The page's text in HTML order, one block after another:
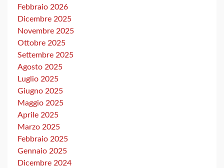
Febbraio 2026
Dicembre 2025
Novembre 2025
Ottobre 2025
Settembre 2025
Agosto 2025
Luglio 2025
Giugno 2025
Maggio 2025
Aprile 2025
Marzo 2025
Febbraio 2025
Gennaio 2025
Dicembre 2024